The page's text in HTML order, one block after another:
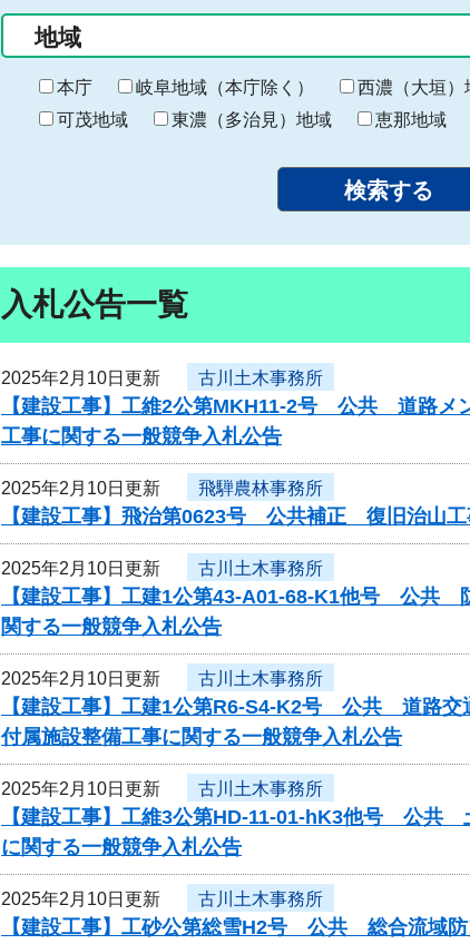
の
始
ま
り
終
わ
り
地域
本庁 岐阜地域（本庁除く） 西濃（大垣）
可茂地域
東濃（多治見）地域 恵那地域
入札公告一覧
2025年2月10日更新 古川土木事務所
【建設工事】工維2公第MKH11-2号 公共 道路メ
工事に関する一般競争入札公告
2025年2月10日更新 飛騨農林事務所
【建設工事】飛治第0623号 公共補正 復旧治山
2025年2月10日更新 古川土木事務所
【建設工事】工建1公第43-A01-68-K1他号 公共
関する一般競争入札公告
2025年2月10日更新 古川土木事務所
【建設工事】工建1公第R6-S4-K2号 公共 道路交
付属施設整備工事に関する一般競争入札公告
2025年2月10日更新 古川土木事務所
【建設工事】工維3公第HD-11-01-hK3他号 公共
に関する一般競争入札公告
2025年2月10日更新 古川土木事務所
【建設工事】工砂公第総雪H2号 公共 総合流域